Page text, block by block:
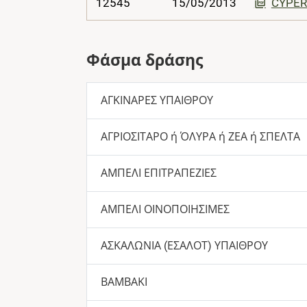
12545 15/05/2013
Φάσμα δράσης
ΑΓΚΙΝΑΡΕΣ ΥΠΑΙΘΡΟΥ
ΑΓΡΙΟΣΙΤΑΡΟ ή ΌΛΥΡΑ ή ΖΕΑ ή ΣΠΕΛΤΑ
ΑΜΠΕΛΙ ΕΠΙΤΡΑΠΕΖΙΕΣ
ΑΜΠΕΛΙ ΟΙΝΟΠΟΙΗΣΙΜΕΣ
ΑΣΚΑΛΩΝΙΑ (ΕΣΑΛΟΤ) ΥΠΑΙΘΡΟΥ
ΒΑΜΒΑΚΙ